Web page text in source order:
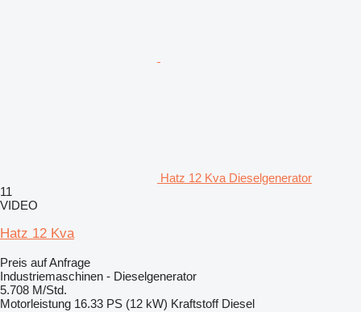
Hatz 12 Kva Dieselgenerator
11
VIDEO
Hatz 12 Kva
Preis auf Anfrage
Industriemaschinen - Dieselgenerator
5.708 M/Std.
Motorleistung 16.33 PS (12 kW) Kraftstoff Diesel